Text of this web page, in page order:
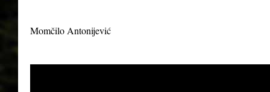
Momčilo Antonijević